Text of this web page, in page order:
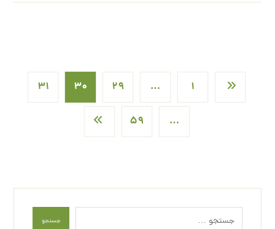
۱ … ۲۹ ۳۰ ۳۱
… ۵۹
جستجو